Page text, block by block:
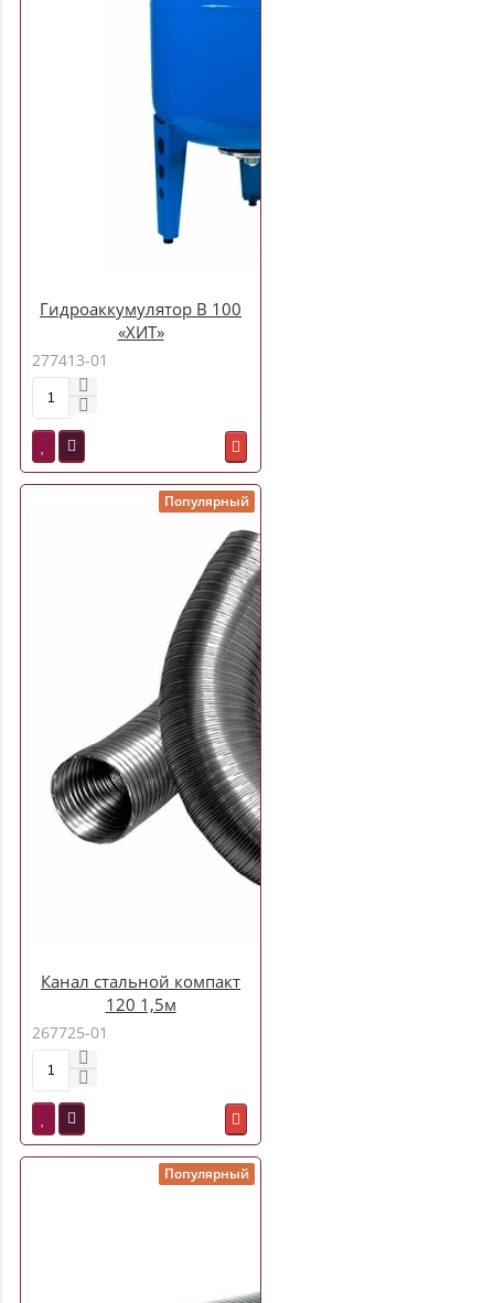
Гидроаккумулятор В 100
«ХИТ»
277413-01
Популярный
Канал стальной компакт
120 1,5м
267725-01
Популярный